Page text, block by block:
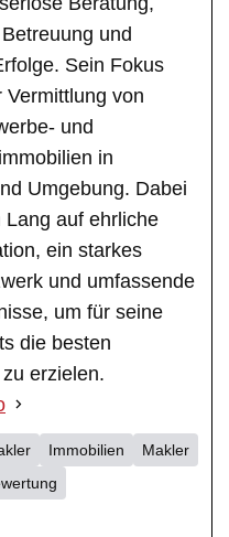
und
Sein Fokus
Vermittlung von
und
in
Umgebung. Dabei
Lang auf ehrliche
ein starkes
und umfassende
um für seine
die besten
erzielen.
Immobilien
Makler